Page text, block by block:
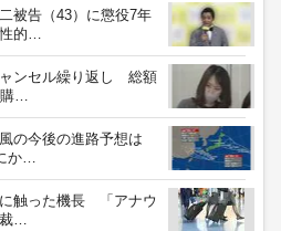
被告（43）に懲役7年
的…
ンセル繰り返し 総額
購…
風の今後の進路予想は
か…
触った機長 「アナウ
裁…